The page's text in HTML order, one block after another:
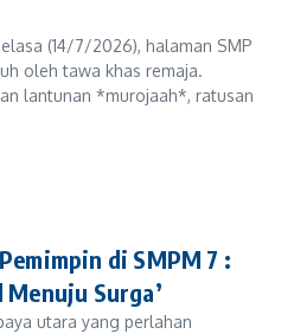
(14/7/2026), halaman SMP
oleh tawa khas remaja.
lantunan *murojaah*, ratusan
di SMPM 7 :
Menuju Surga’
utara yang perlahan